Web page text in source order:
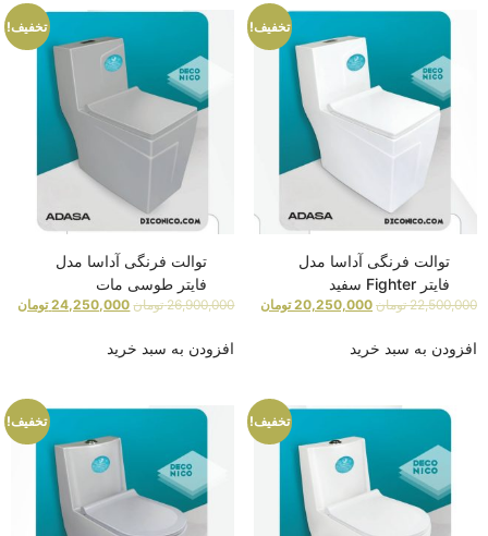
تخفیف!
توالت فرنگی آداسا مدل
فایتر Fighter سفید
22,500,000 تومان 20,250,000 تومان
افزودن به سبد خرید
تخفیف!
توالت فرنگی آداسا مدل
فایتر طوسی مات
26,900,000 تومان 24,250,000 تومان
افزودن به سبد خرید
تخفیف! تخفیف!